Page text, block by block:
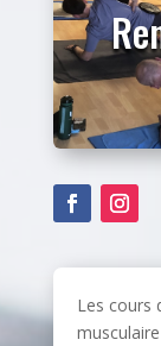
Les cours